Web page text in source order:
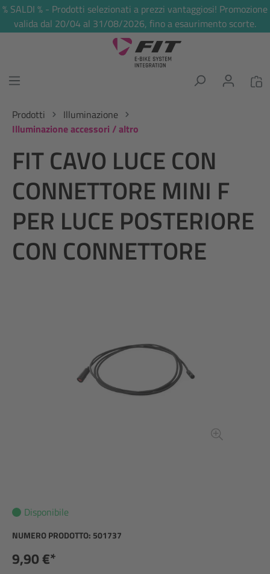
principale
% SALDI % - Prodotti selezionati a prezzi vantaggiosi! Promozione
valida dal 20/04 al 31/08/2026, fino a esaurimento scorte.
Prodotti
Illuminazione
Illuminazione accessori / altro
FIT CAVO LUCE CON
CONNETTORE MINI F
PER LUCE POSTERIORE
CON CONNETTORE
Disponibile
NUMERO PRODOTTO: 501737
9,90 €*